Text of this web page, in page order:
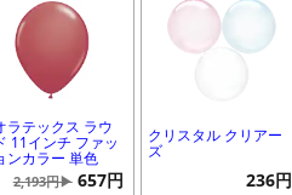
ラテックス ラウ
11インチ ファッ
ンカラー 単色
2,193円▶ 657円
クリスタル クリアー
ズ
236円